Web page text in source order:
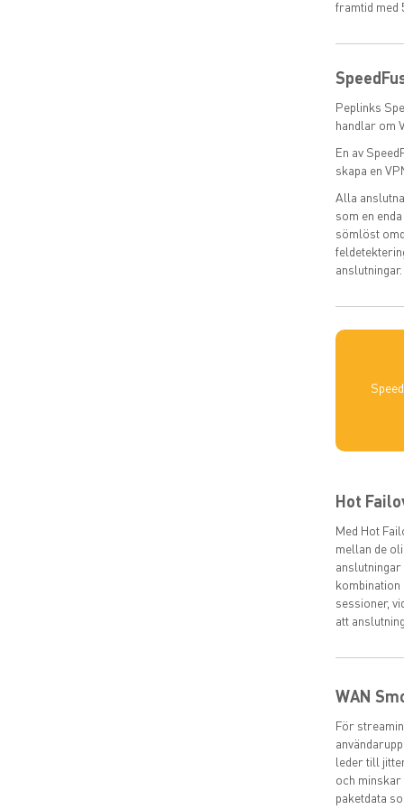
framtid med
Peplinks
handlar om
En av
skapa en
Alla
som en
sömlöst
anslutningar.
Hot
Med Hot
mellan de
kombination
sessioner,
att
WAN
För
leder till
och minskar
paketdata